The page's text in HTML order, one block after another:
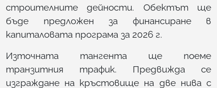
строителните дейности. Обектът ще
бъде предложен за финансиране в
капиталовата програма за 2026 г.
Източната тангента ще поеме
транзитния трафик. Предвижда се
изграждане на кръстовище на две нива с